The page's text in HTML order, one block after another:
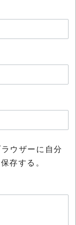
ウザーに自分
存する。